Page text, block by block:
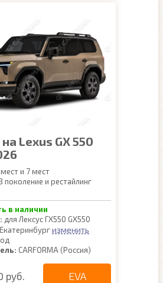
Lexus GX 550
и 7 мест
поколение и рестайлинг
в наличии
для Лексус ГХ550 GX550
изменить
CARFORMA (Россия)
руб. EVA